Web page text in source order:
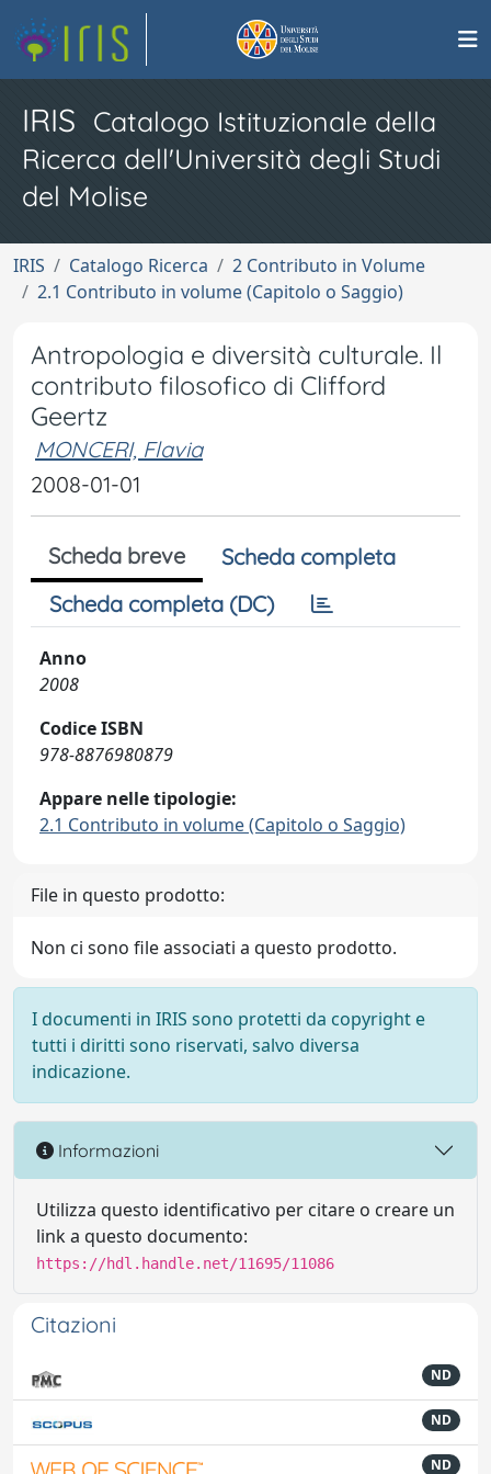
IRIS Catalogo Istituzionale della
Ricerca dell'Università degli Studi
del Molise
IRIS Catalogo Ricerca
2 Contributo in Volume
2.1 Contributo in volume (Capitolo o Saggio)
Antropologia e diversità culturale. Il
contributo filosofico di Clifford
Geertz
MONCERI, Flavia
2008-01-01
Scheda breve
Scheda completa
Scheda completa (DC)
Anno
2008
Codice ISBN
978-8876980879
Appare nelle tipologie:
2.1 Contributo in volume (Capitolo o Saggio)
File in questo prodotto:
Non ci sono file associati a questo prodotto.
I documenti in IRIS sono protetti da copyright e
tutti i diritti sono riservati, salvo diversa
indicazione.
Informazioni
Utilizza questo identificativo per citare o creare un
link a questo documento:
https://hdl.handle.net/11695/11086
Citazioni
ND
ND
ND